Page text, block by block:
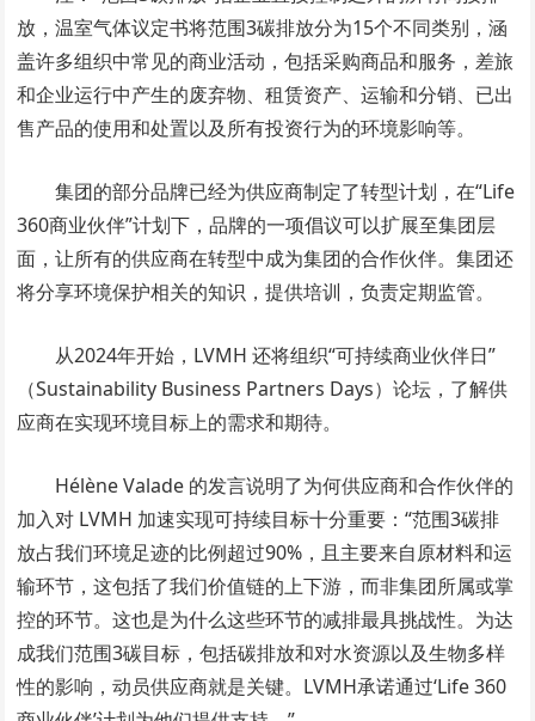
放，温室气体议定书将范围3碳排放分为15个不同类别，涵
盖许多组织中常见的商业活动，包括采购商品和服务，差旅
和企业运行中产生的废弃物、租赁资产、运输和分销、已出
售产品的使用和处置以及所有投资行为的环境影响等。
集团的部分品牌已经为供应商制定了转型计划，在“Life
360商业伙伴”计划下，品牌的一项倡议可以扩展至集团层
面，让所有的供应商在转型中成为集团的合作伙伴。集团还
将分享环境保护相关的知识，提供培训，负责定期监管。
从2024年开始，LVMH 还将组织“可持续商业伙伴日”
（Sustainability Business Partners Days）论坛，了解供
应商在实现环境目标上的需求和期待。
Hélène Valade 的发言说明了为何供应商和合作伙伴的
加入对 LVMH 加速实现可持续目标十分重要：“范围3碳排
放占我们环境足迹的比例超过90%，且主要来自原材料和运
输环节，这包括了我们价值链的上下游，而非集团所属或掌
控的环节。这也是为什么这些环节的减排最具挑战性。为达
成我们范围3碳目标，包括碳排放和对水资源以及生物多样
性的影响，动员供应商就是关键。LVMH承诺通过‘Life 360